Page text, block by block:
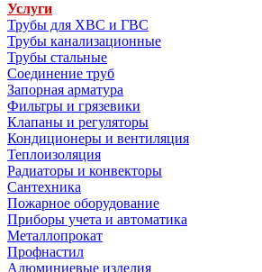
Услуги
Трубы для ХВС и ГВС
Трубы канализационные
Трубы стальные
Соединение труб
Запорная арматура
Фильтры и грязевики
Клапаны и регуляторы
Кондиционеры и вентиляция
Теплоизоляция
Радиаторы и конвекторы
Сантехника
Пожарное оборудование
Приборы учета и автоматика
Металлопрокат
Профнастил
Алюминиевые изделия